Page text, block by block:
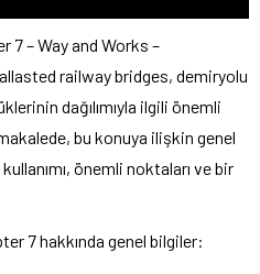
7 – Way and Works –
railway bridges, demiryolu
dağılımıyla ilgili önemli
bu konuya ilişkin genel
önemli noktaları ve bir
7 hakkında genel bilgiler: